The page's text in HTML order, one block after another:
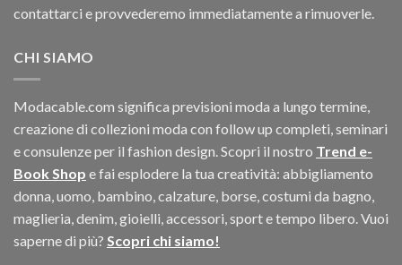
contattarci e provvederemo immediatamente a rimuoverle.
CHI SIAMO
Modacable.com significa previsioni moda a lungo termine,
creazione di collezioni moda con follow up completi, seminari
e consulenze per il fashion design. Scopri il nostro Trend e-
Book Shop e fai esplodere la tua creatività: abbigliamento
donna, uomo, bambino, calzature, borse, costumi da bagno,
maglieria, denim, gioielli, accessori, sport e tempo libero. Vuoi
saperne di più? Scopri chi siamo!